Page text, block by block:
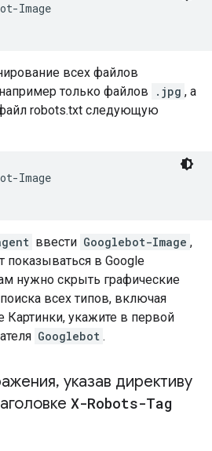
Image
всех файлов
только файлов
.jpg , а
robots.txt следующую
Image
ввести Googlebot-Image ,
показываться в Google
нужно скрыть графические
всех типов, включая
Картинки, укажите в первой
Googlebot .
, указав директиву
X-Robots-Tag